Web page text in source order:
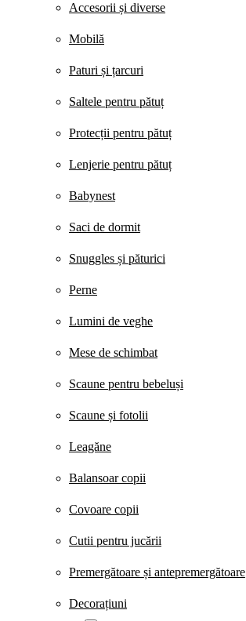
Accesorii și diverse
Mobilă
Paturi și țarcuri
Saltele pentru pătuț
Protecții pentru pătuț
Lenjerie pentru pătuț
Babynest
Saci de dormit
Snuggles și păturici
Perne
Lumini de veghe
Mese de schimbat
Scaune pentru bebeluși
Scaune și fotolii
Leagăne
Balansoar copii
Covoare copii
Cutii pentru jucării
Premergătoare și antepremergătoare
Decorațiuni